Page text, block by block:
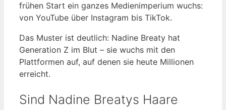
frühen Start ein ganzes Medienimperium wuchs:
von YouTube über Instagram bis TikTok.
Das Muster ist deutlich: Nadine Breaty hat
Generation Z im Blut – sie wuchs mit den
Plattformen auf, auf denen sie heute Millionen
erreicht.
Sind Nadine Breatys Haare